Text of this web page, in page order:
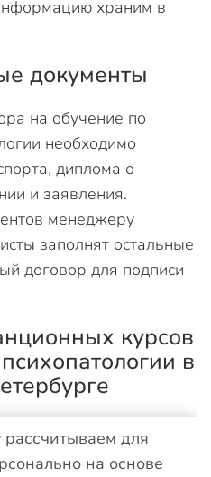
храним в
документы
на обучение по
необходимо
диплома о
и заявления.
менеджеру
заполнят остальные
договор для подписи
курсов
в
для
на основе